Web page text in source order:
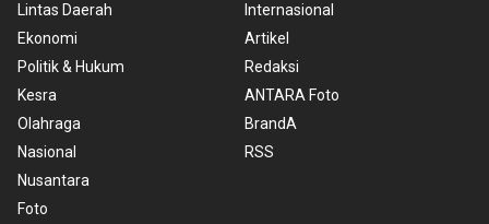
Lintas Daerah
Ekonomi
Politik & Hukum
Kesra
Olahraga
Nasional
Nusantara
Foto
Internasional
Artikel
Redaksi
ANTARA Foto
BrandA
RSS